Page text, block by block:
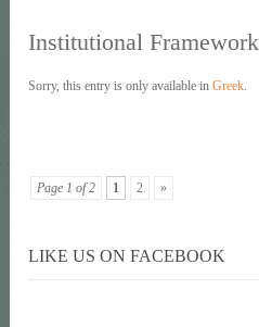
Institutional
Sorry, this entry is only available inGreek.
Page 1 of 2 1 2 »
LIKE US ON FACEBOOK